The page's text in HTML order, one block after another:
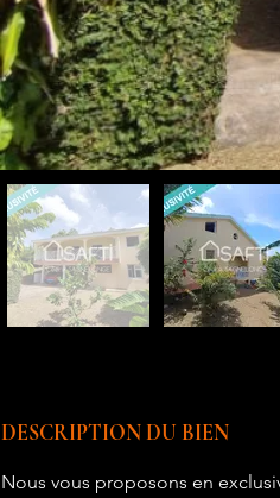
DESCRIPTION DU BIEN
Nous vous proposons en